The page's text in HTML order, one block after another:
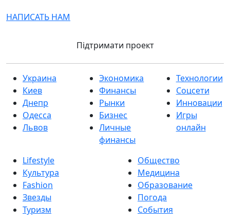
НАПИСАТЬ НАМ
Підтримати проект
Украина
Киев
Днепр
Одесса
Львов
Экономика
Финансы
Рынки
Бизнес
Личные
финансы
Технологии
Соцсети
Инновации
Игры
онлайн
Lifestyle
Культура
Fashion
Звезды
Туризм
Общество
Медицина
Образование
Погода
События